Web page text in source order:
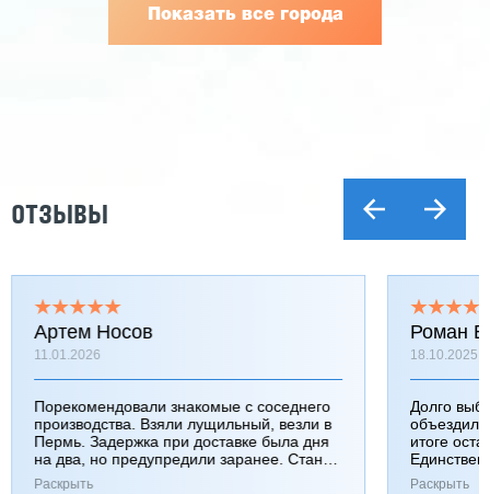
Показать все города
ОТЗЫВЫ
Артем Носов
11.01.2026
Порекомендовали знакомые с соседнего
производства. Взяли лущильный, везли в
Пермь. Задержка при доставке была дня
на два, но предупредили заранее. Станок
работает хорошо, к качеству вопросов нет.
Раскрыть
Роман
18.10.2025
Долго
итоге
Раскрыть